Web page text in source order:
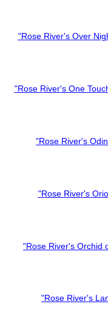
"Rose River's Over
"Rose River's One
"Rose River's
"Rose River's
"Rose River's Orchid
"Rose River's